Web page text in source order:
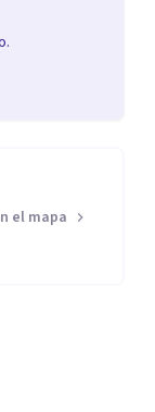
el mapa